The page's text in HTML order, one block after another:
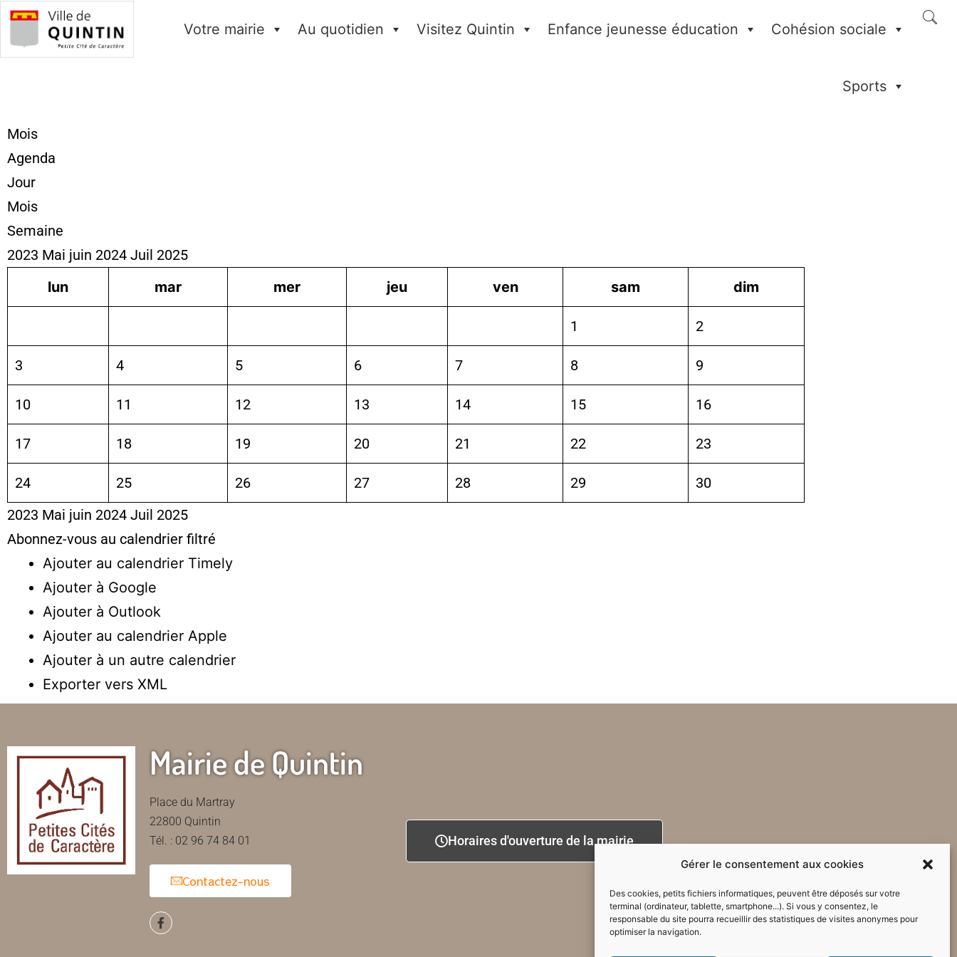
Gérer le consentement aux cookies
Des cookies, petits fichiers informatiques, peuvent être déposés sur votre
terminal (ordinateur, tablette, smartphone...). Si vous y consentez, le
responsable du site pourra recueillir des statistiques de visites anonymes pour
optimiser la navigation.
Votre mairie Au quotidien Visitez Quintin Enfance jeunesse éducation Cohésion sociale
Sports
Mois
Agenda
Jour
Mois
Semaine
2023 Mai juin 2024 Juil 2025
lun
mar mer jeu ven sam dim
1 2
3 4 5 6 7 8 9
10 11 12 13 14 15 16
17 18 19 20 21 22 23
24 25 26 27 28 29
30
2023 Mai juin 2024 Juil 2025
Abonnez-vous au calendrier filtré
Ajouter au calendrier Timely
Ajouter à Google
Ajouter à Outlook
Ajouter au calendrier Apple
Ajouter à un autre calendrier
Exporter vers XML
Mairie de Quintin
Place du Martray
22800 Quintin
Tél. : 02 96 74 84 01
Contactez-nous
Horaires d'ouverture de la mairie